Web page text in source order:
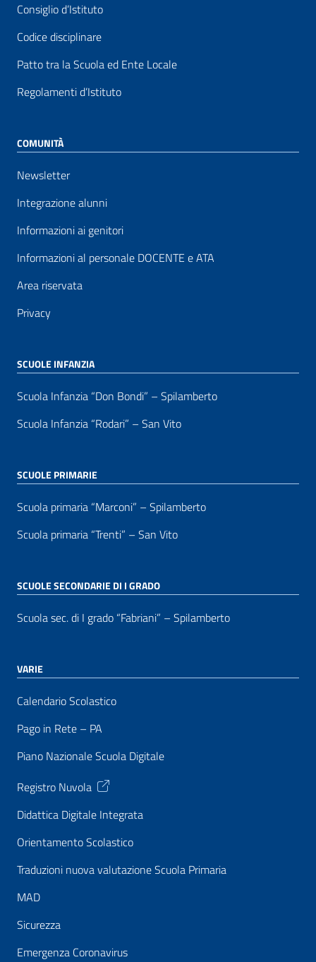
Consiglio d’Istituto
Codice disciplinare
Patto tra la Scuola ed Ente Locale
Regolamenti d’Istituto
COMUNITÀ
Newsletter
Integrazione alunni
Informazioni ai genitori
Informazioni al personale DOCENTE e ATA
Area riservata
Privacy
SCUOLE INFANZIA
Scuola Infanzia “Don Bondi” – Spilamberto
Scuola Infanzia “Rodari” – San Vito
SCUOLE PRIMARIE
Scuola primaria “Marconi” – Spilamberto
Scuola primaria “Trenti” – San Vito
SCUOLE SECONDARIE DI I GRADO
Scuola sec. di I grado “Fabriani” – Spilamberto
VARIE
Calendario Scolastico
Pago in Rete – PA
Piano Nazionale Scuola Digitale
Registro Nuvola
Didattica Digitale Integrata
Orientamento Scolastico
Traduzioni nuova valutazione Scuola Primaria
MAD
Sicurezza
Emergenza Coronavirus